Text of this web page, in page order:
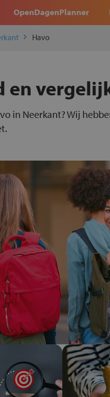
OpenDagenPlanner
Havo
en
in Neerkant? Wij